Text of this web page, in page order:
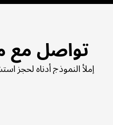
تواصل مع
إملأ النموذج أدناه لحجز